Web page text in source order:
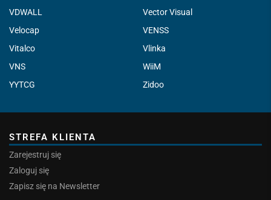
VDWALL
Vector Visual
Velocap
VENSS
Vitalco
Vlinka
VNS
WiiM
YYTCG
Zidoo
STREFA KLIENTA
Zarejestruj się
Zaloguj się
Zapisz się na Newsletter